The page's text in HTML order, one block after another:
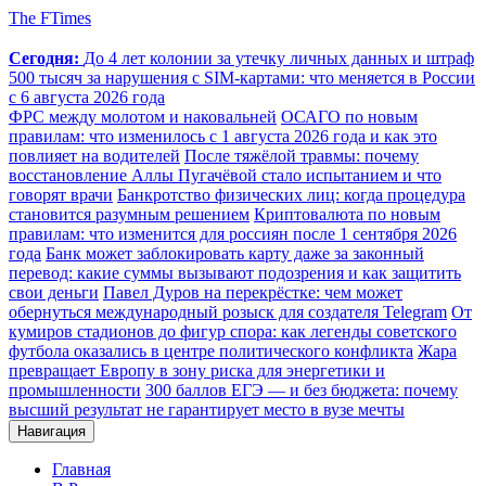
The FTimes
Сегодня: До 4 лет колонии за утечку личных данных и штраф
500 тысяч за нарушения с SIM-картами: что меняется в России
с 6 августа 2026 года
ФРС между молотом и наковальней ОСАГО по новым
правилам: что изменилось с 1 августа 2026 года и как это
повлияет на водителей После тяжёлой травмы: почему
восстановление Аллы Пугачёвой стало испытанием и что
говорят врачи Банкротство физических лиц: когда процедура
становится разумным решением Криптовалюта по новым
правилам: что изменится для россиян после 1 сентября 2026
года Банк может заблокировать карту даже за законный
перевод: какие суммы вызывают подозрения и как защитить
свои деньги Павел Дуров на перекрёстке: чем может
обернуться международный розыск для создателя Telegram От
кумиров стадионов до фигур спора: как легенды советского
футбола оказались в центре политического конфликта Жара
превращает Европу в зону риска для энергетики и
промышленности 300 баллов ЕГЭ — и без бюджета: почему
высший результат не гарантирует место в вузе мечты
Навигация
Главная